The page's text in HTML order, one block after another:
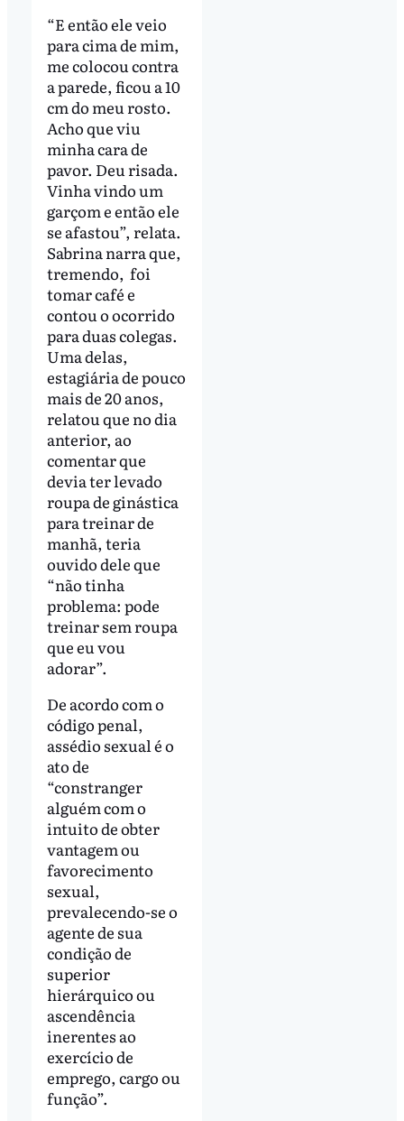
“E então ele veio
para cima de mim,
me colocou contra
a parede, ficou a 10
cm do meu rosto.
Acho que viu
minha cara de
pavor. Deu risada.
Vinha vindo um
garçom e então ele
se afastou”, relata.
Sabrina narra que,
tremendo, foi
tomar café e
contou o ocorrido
para duas colegas.
Uma delas,
estagiária de pouco
mais de 20 anos,
relatou que no dia
anterior, ao
comentar que
devia ter levado
roupa de ginástica
para treinar de
manhã, teria
ouvido dele que
“não tinha
problema: pode
treinar sem roupa
que eu vou
adorar”.
De acordo com o
código penal,
assédio sexual é o
ato de
“constranger
alguém com o
intuito de obter
vantagem ou
favorecimento
sexual,
prevalecendo-se o
agente de sua
condição de
superior
hierárquico ou
ascendência
inerentes ao
exercício de
emprego, cargo ou
função”.